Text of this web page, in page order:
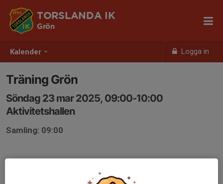
Kalender Logga in
TORSLANDA IK
Grön
Träning Grön
Söndag 23 mar 2025, 09:00-10:00
Aktivitetshallen
Samling: 09:00